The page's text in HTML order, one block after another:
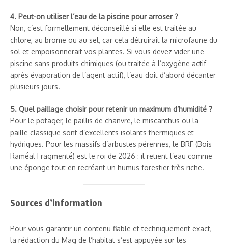
4. Peut-on utiliser l’eau de la piscine pour arroser ?
Non, c’est formellement déconseillé si elle est traitée au
chlore, au brome ou au sel, car cela détruirait la microfaune du
sol et empoisonnerait vos plantes. Si vous devez vider une
piscine sans produits chimiques (ou traitée à l’oxygène actif
après évaporation de l’agent actif), l’eau doit d’abord décanter
plusieurs jours.
5. Quel paillage choisir pour retenir un maximum d’humidité ?
Pour le potager, le paillis de chanvre, le miscanthus ou la
paille classique sont d’excellents isolants thermiques et
hydriques. Pour les massifs d’arbustes pérennes, le BRF (Bois
Raméal Fragmenté) est le roi de 2026 : il retient l’eau comme
une éponge tout en recréant un humus forestier très riche.
Sources d’information
Pour vous garantir un contenu fiable et techniquement exact,
la rédaction du Mag de l’habitat s’est appuyée sur les